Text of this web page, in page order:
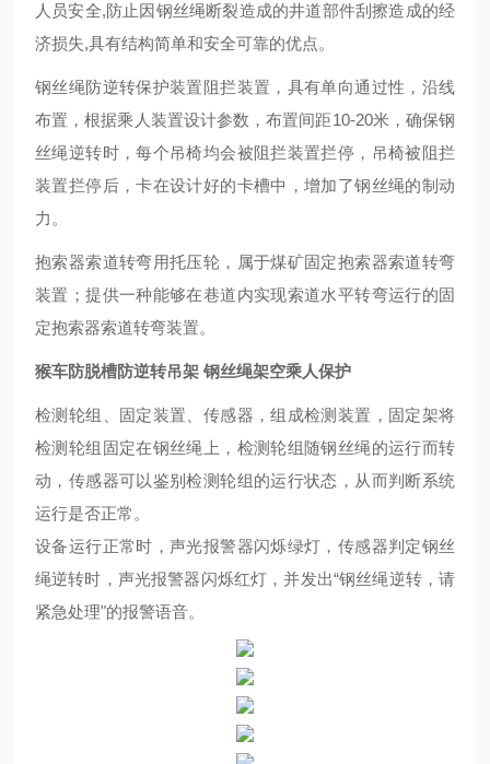
人员安全,防止因钢丝绳断裂造成的井道部件刮擦造成的经
济损失,具有结构简单和安全可靠的优点。
钢丝绳防逆转保护装置阻拦装置，具有单向通过性，沿线
布置，根据乘人装置设计参数，布置间距10-20米，确保钢
丝绳逆转时，每个吊椅均会被阻拦装置拦停，吊椅被阻拦
装置拦停后，卡在设计好的卡槽中，增加了钢丝绳的制动
力。
抱索器索道转弯用托压轮，属于煤矿固定抱索器索道转弯
装置；提供一种能够在巷道内实现索道水平转弯运行的固
定抱索器索道转弯装置。
猴车防脱槽防逆转吊架 钢丝绳架空乘人保护
检测轮组、固定装置、传感器，组成检测装置，固定架将
检测轮组固定在钢丝绳上，检测轮组随钢丝绳的运行而转
动，传感器可以鉴别检测轮组的运行状态，从而判断系统
运行是否正常。
设备运行正常时，声光报警器闪烁绿灯，传感器判定钢丝
绳逆转时，声光报警器闪烁红灯，并发出“钢丝绳逆转，请
紧急处理"的报警语音。